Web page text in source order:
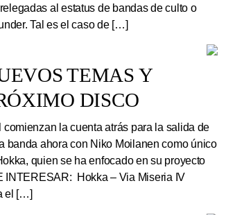
al estatus de bandas de culto o
Tal es el caso de […]
TEMAS Y
DISCO
la cuenta atrás para la salida de
banda ahora con Niko Moilanen como único
quien se ha enfocado en su proyecto
INTERESAR: Hokka – Via Miseria IV
el […]